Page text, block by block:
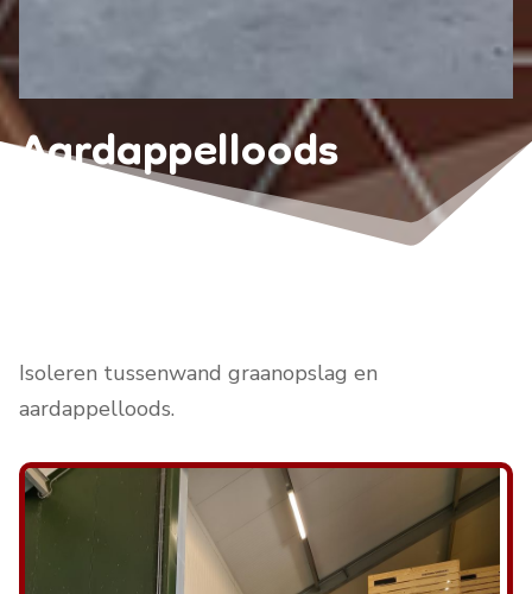
Aardappelloods
Isoleren tussenwand graanopslag en
aardappelloods.